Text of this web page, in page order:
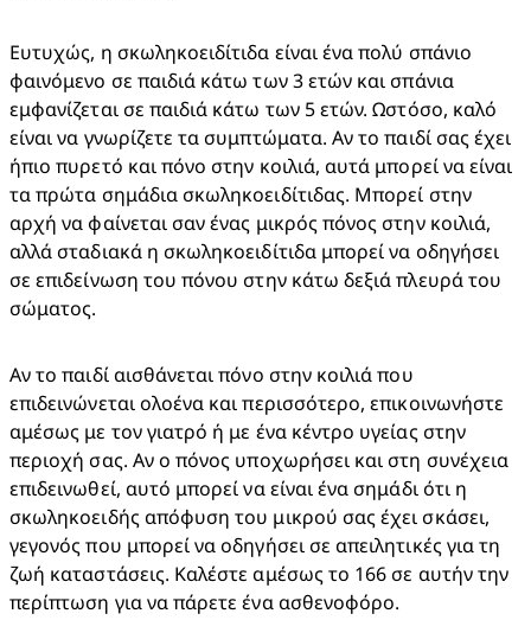
Ευτυχώς, η σκωληκοειδίτιδα είναι ένα πολύ σπάνιο
φαινόμενο σε παιδιά κάτω των 3 ετών και σπάνια
εμφανίζεται σε παιδιά κάτω των 5 ετών. Ωστόσο, καλό
είναι να γνωρίζετε τα συμπτώματα. Αν το παιδί σας έχει
ήπιο πυρετό και πόνο στην κοιλιά, αυτά μπορεί να είναι
τα πρώτα σημάδια σκωληκοειδίτιδας. Μπορεί στην
αρχή να φαίνεται σαν ένας μικρός πόνος στην κοιλιά,
αλλά σταδιακά η σκωληκοειδίτιδα μπορεί να οδηγήσει
σε επιδείνωση του πόνου στην κάτω δεξιά πλευρά του
σώματος.​
Αν το παιδί αισθάνεται πόνο στην κοιλιά που
επιδεινώνεται ολοένα και περισσότερο, επικοινωνήστε
αμέσως με τον γιατρό ή με ένα κέντρο υγείας στην
περιοχή σας. Αν ο πόνος υποχωρήσει και στη συνέχεια
επιδεινωθεί, αυτό μπορεί να είναι ένα σημάδι ότι η
σκωληκοειδής απόφυση του μικρού σας έχει σκάσει,
γεγονός που μπορεί να οδηγήσει σε απειλητικές για τη
ζωή καταστάσεις. Καλέστε αμέσως το 166 σε αυτήν την
περίπτωση για να πάρετε ένα ασθενοφόρο.